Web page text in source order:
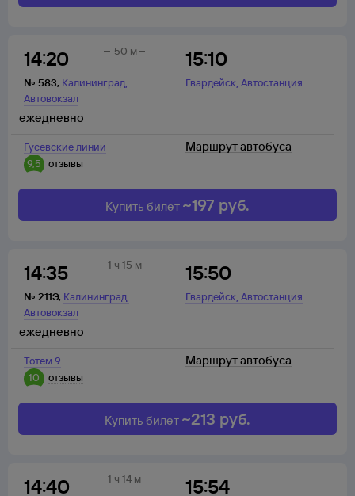
14:20
№ 583, Калининград,
Автовокзал
15:10
Гвардейск,Автостанция
50 м
Гусевские линии
9,5
отзывы
ежедневно
Маршрут автобуса
Купить билет ~197 руб.
14:35
№ 211Э, Калининград,
Автовокзал
15:50
Гвардейск,Автостанция
1 ч 15 м
Тотем 9
10
отзывы
ежедневно
Маршрут автобуса
Купить билет ~213 руб.
14:40 15:54
1 ч 14 м